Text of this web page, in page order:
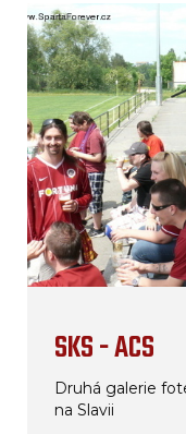
SKS - ACS
Druhá galerie
na Slavii